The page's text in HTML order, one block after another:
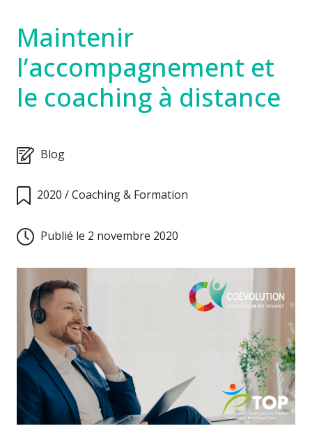
Maintenir
l’accompagnement et
le coaching à distance
Blog
2020 /Coaching & Formation
Publié le 2 novembre 2020